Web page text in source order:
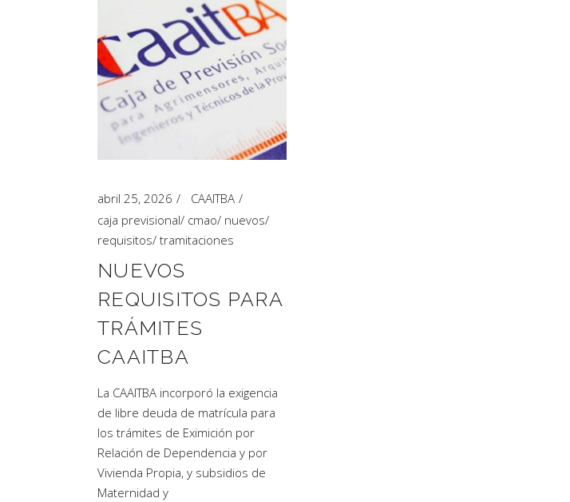
abril 25, 2026
CAAITBA
caja previsional/ cmao/ nuevos/
requisitos/ tramitaciones
NUEVOS
REQUISITOS PARA
TRÁMITES
CAAITBA
La CAAITBA incorporó la exigencia
de libre deuda de matrícula para
los trámites de Eximición por
Relación de Dependencia y por
Vivienda Propia, y subsidios de
Maternidad y